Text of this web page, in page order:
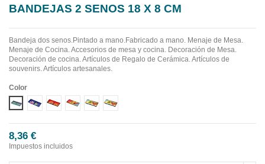
BANDEJAS 2 SENOS 18 X 8 CM
Bandeja dos senos.Pintado a mano.Fabricado a mano. Menaje de Mesa.
Menaje de Cocina. Accesorios de mesa y cocina. Decoración de Mesa.
Decoración de cocina. Artículos de Regalo de Cerámica. Artículos de
souvenirs. Artículos artesanales.
Color
Diseño 1Diseño 2Diseño 3Diseño 4Diseño 5Diseño 6
8,36 €
Impuestos incluidos